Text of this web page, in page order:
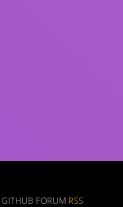
GITHUB FORUM RSS